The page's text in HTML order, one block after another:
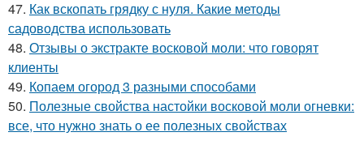
47. Как вскопать грядку с нуля. Какие методы
садоводства использовать
48. Отзывы о экстракте восковой моли: что говорят
клиенты
49. Копаем огород 3 разными способами
50. Полезные свойства настойки восковой моли огневки:
все, что нужно знать о ее полезных свойствах